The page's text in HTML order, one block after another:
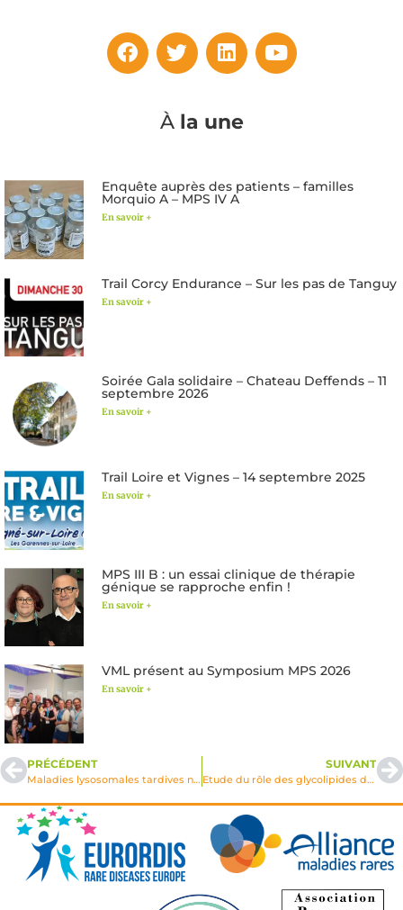
À la une
Enquête auprès des patients – familles
Morquio A – MPS IV A
En savoir +
Trail Corcy Endurance – Sur les pas de Tanguy
En savoir +
Soirée Gala solidaire – Chateau Deffends – 11
septembre 2026
En savoir +
Trail Loire et Vignes – 14 septembre 2025
En savoir +
MPS III B : un essai clinique de thérapie
génique se rapproche enfin !
En savoir +
VML présent au Symposium MPS 2026
En savoir +
PRÉCÉDENT
Maladies lysosomales tardives neurologiques et psychiatriques: enquête rétrospective 1998
SUIVANT
Etude du rôle des glycolipides de la myéline par invalidation (knock-out) des gènes impliqués dans leur synthèse